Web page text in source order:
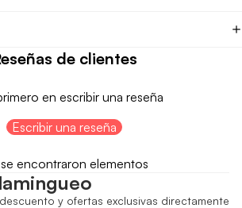
de clientes
en escribir una reseña
Escribir una reseña
encontraron elementos
y ofertas exclusivas directamente